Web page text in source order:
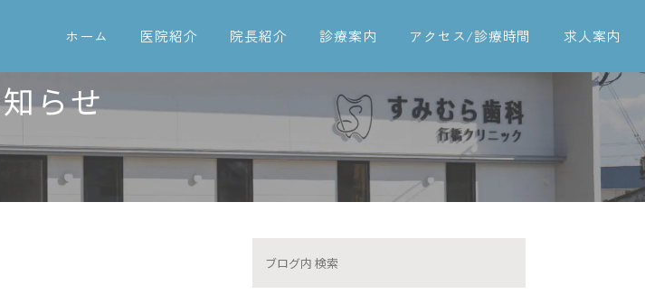
ホーム 医院紹介 院長紹介 診療案内
歯周病治療
入れ歯
アクセス/診療時間 求人案内
らせ